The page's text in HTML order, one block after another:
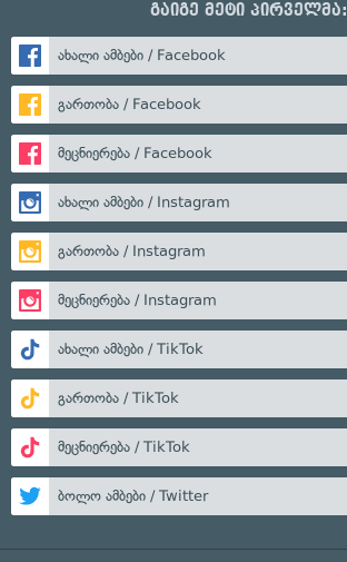
გაიგე მეტი პირველმა:
ახალი ამბები / Facebook
გართობა / Facebook
მეცნიერება / Facebook
ახალი ამბები / Instagram
გართობა / Instagram
მეცნიერება / Instagram
ახალი ამბები / TikTok
გართობა / TikTok
მეცნიერება / TikTok
ბოლო ამბები / Twitter